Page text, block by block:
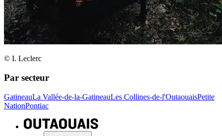
© I. Leclerc
Par secteur
GatineauLa Vallée-de-la-GatineauLes Collines-de-l'OutaouaisPetite
NationPontiac